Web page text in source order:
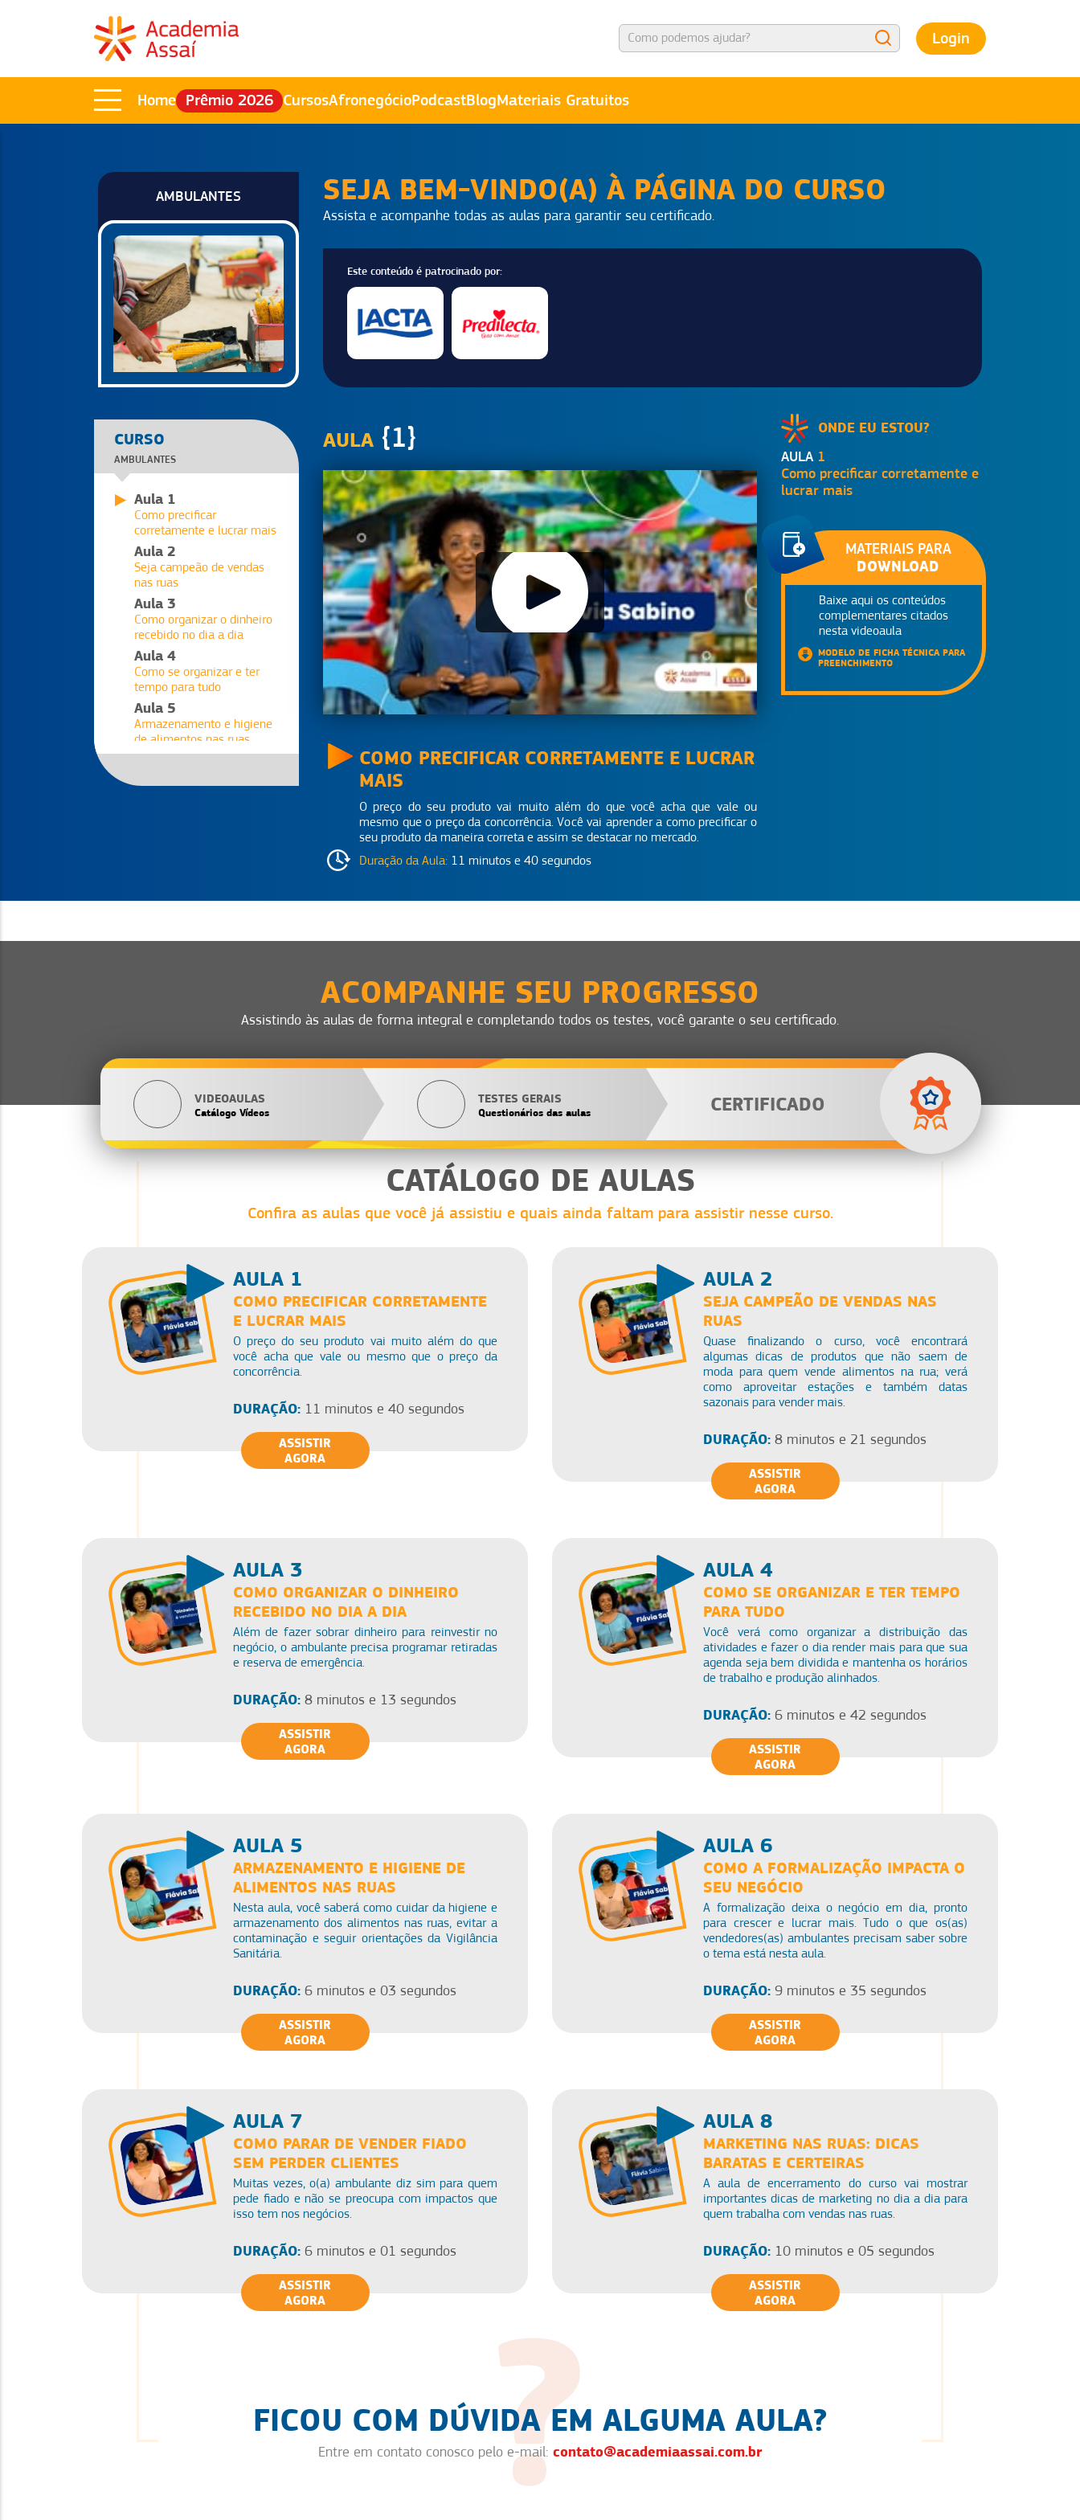
Login
Home Prêmio 2026 CursosAfronegócioPodcastBlogMateriais Gratuitos
AMBULANTES SEJA BEM-VINDO(A) À PÁGINA DO CURSO
Assista e acompanhe todas as aulas para garantir seu certificado.
Este conteúdo é patrocinado por:
CURSO
AMBULANTES
Aula 1
Como precificar
corretamente e lucrar mais
Aula 2
Seja campeão de vendas
nas ruas
Aula 3
Como organizar o dinheiro
recebido no dia a dia
Aula 4
Como se organizar e ter
tempo para tudo
Aula 5
Armazenamento e higiene
de alimentos nas ruas
AULA {1}
COMO PRECIFICAR CORRETAMENTE E LUCRAR
MAIS
O preço do seu produto vai muito além do que você acha que vale ou
mesmo que o preço da concorrência. Você vai aprender a como precificar o
seu produto da maneira correta e assim se destacar no mercado.
Duração da Aula: 11 minutos e 40 segundos
ONDE EU ESTOU?
AULA 1
Como precificar corretamente e
lucrar mais
MATERIAIS PARA
DOWNLOAD
Baixe aqui os conteúdos
complementares citados
nesta videoaula
MODELO DE FICHA TÉCNICA PARA
PREENCHIMENTO
ACOMPANHE SEU PROGRESSO
Assistindo às aulas de forma integral e completando todos os testes, você garante o seu certificado.
VIDEOAULAS
Catálogo Vídeos
TESTES GERAIS
Questionários das aulas CERTIFICADO
CATÁLOGO DE AULAS
Confira as aulas que você já assistiu e quais ainda faltam para assistir nesse curso.
AULA 1
COMO PRECIFICAR CORRETAMENTE
E LUCRAR MAIS
O preço do seu produto vai muito além do que
você acha que vale ou mesmo que o preço da
concorrência.
DURAÇÃO: 11 minutos e 40 segundos
ASSISTIR
AGORA
AULA 2
SEJA CAMPEÃO DE VENDAS NAS
RUAS
Quase finalizando o curso, você encontrará
algumas dicas de produtos que não saem de
moda para quem vende alimentos na rua; verá
como aproveitar estações e também datas
sazonais para vender mais.
DURAÇÃO: 8 minutos e 21 segundos
ASSISTIR
AGORA
AULA 3
COMO ORGANIZAR O DINHEIRO
RECEBIDO NO DIA A DIA
Além de fazer sobrar dinheiro para reinvestir no
negócio, o ambulante precisa programar retiradas
e reserva de emergência.
DURAÇÃO: 8 minutos e 13 segundos
ASSISTIR
AGORA
AULA 4
COMO SE ORGANIZAR E TER TEMPO
PARA TUDO
Você verá como organizar a distribuição das
atividades e fazer o dia render mais para que sua
agenda seja bem dividida e mantenha os horários
de trabalho e produção alinhados.
DURAÇÃO: 6 minutos e 42 segundos
ASSISTIR
AGORA
AULA 5
ARMAZENAMENTO E HIGIENE DE
ALIMENTOS NAS RUAS
Nesta aula, você saberá como cuidar da higiene e
armazenamento dos alimentos nas ruas, evitar a
contaminação e seguir orientações da Vigilância
Sanitária.
DURAÇÃO: 6 minutos e 03 segundos
ASSISTIR
AGORA
AULA 6
COMO A FORMALIZAÇÃO IMPACTA O
SEU NEGÓCIO
A formalização deixa o negócio em dia, pronto
para crescer e lucrar mais. Tudo o que os(as)
vendedores(as) ambulantes precisam saber sobre
o tema está nesta aula.
DURAÇÃO: 9 minutos e 35 segundos
ASSISTIR
AGORA
AULA 7
COMO PARAR DE VENDER FIADO
SEM PERDER CLIENTES
Muitas vezes, o(a) ambulante diz sim para quem
pede fiado e não se preocupa com impactos que
isso tem nos negócios.
DURAÇÃO: 6 minutos e 01 segundos
ASSISTIR
AGORA
AULA 8
MARKETING NAS RUAS: DICAS
BARATAS E CERTEIRAS
A aula de encerramento do curso vai mostrar
importantes dicas de marketing no dia a dia para
quem trabalha com vendas nas ruas.
DURAÇÃO: 10 minutos e 05 segundos
ASSISTIR
AGORA
FICOU COM DÚVIDA EM ALGUMA AULA?
Entre em contato conosco pelo e-mail: contato@academiaassai.com.br